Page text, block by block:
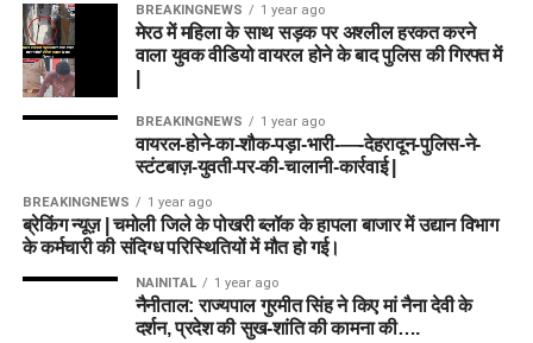
BREAKINGNEWS 1 year ago
मेरठ में महिला के साथ सड़क पर अश्लील हरकत करने
वाला युवक वीडियो वायरल होने के बाद पुलिस की गिरफ्त में
BREAKINGNEWS 1 year ago
वायरल-होने-का-शौक-पड़ा-भारी-—-देहरादून-पुलिस-ने-
स्टंटबाज़-युवती-पर-की-चालानी-कार्रवाई |
BREAKINGNEWS 1 year ago
ब्रेकिंग न्यूज़ | चमोली जिले के पोखरी ब्लॉक के हापला बाजार में उद्यान विभाग
के कर्मचारी की संदिग्ध परिस्थितियों में मौत हो गई।
NAINITAL 1 year ago
नैनीताल: राज्यपाल गुरमीत सिंह ने किए मां नैना देवी के
दर्शन, प्रदेश की सुख-शांति की कामना की….